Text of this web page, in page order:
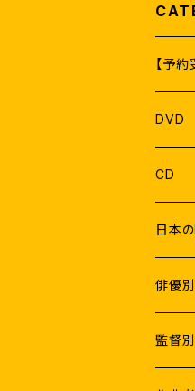
【予
DVD
CD
日本
俳優別
Male
監督別